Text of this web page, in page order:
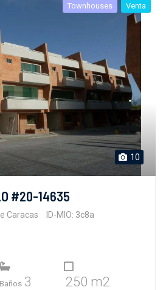
Townhouses Venta
10
#20-14635
Caracas ID-MIO: 3c8a
Baños 3 250 m2